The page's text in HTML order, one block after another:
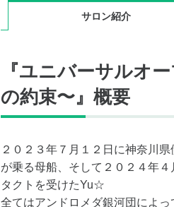
サロン紹介
『ユニバーサルオ
の約束〜』概要
２０２３年７月１２日に神奈川
が乗る母船、そして２０２４年
タクトを受けたYu☆
全てはアンドロメダ銀河団によ